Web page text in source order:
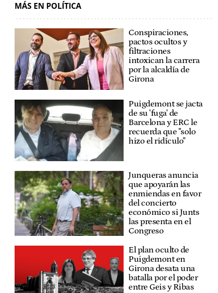
MÁS EN POLÍTICA
Conspiraciones,
pactos ocultos y
filtraciones
intoxican la carrera
por la alcaldía de
Girona
Puigdemont se jacta
de su 'fuga' de
Barcelona y ERC le
recuerda que "solo
hizo el ridículo"
Junqueras anuncia
que apoyarán las
enmiendas en favor
del concierto
económico si Junts
las presenta en el
Congreso
El plan oculto de
Puigdemont en
Girona desata una
batalla por el poder
entre Geis y Ribas